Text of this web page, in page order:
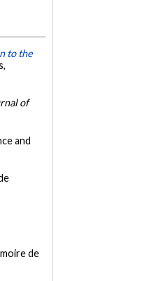
to the
of
and
de